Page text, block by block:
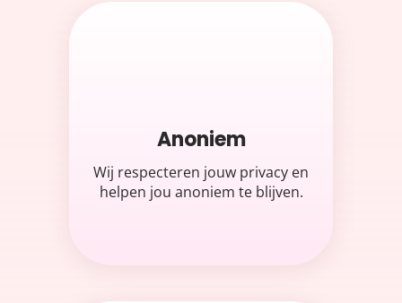
Anoniem
Wij respecteren jouw privacy en
helpen jou anoniem te blijven.